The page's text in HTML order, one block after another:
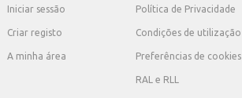
Iniciar sessão
Criar registo
A minha área
Política de Privacidade
Condições de utilização
Preferências de cookies
RAL e RLL